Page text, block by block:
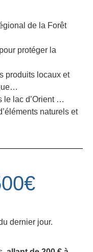
de la Forêt
protéger la
produits locaux et
le lac d’Orient …
naturels et
dernier jour.